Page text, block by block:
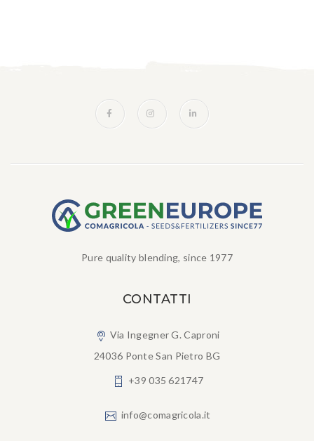
Pure quality blending, since 1977
CONTATTI
Via Ingegner G. Caproni
24036 Ponte San Pietro BG
+39 035 621747
info@comagricola.it